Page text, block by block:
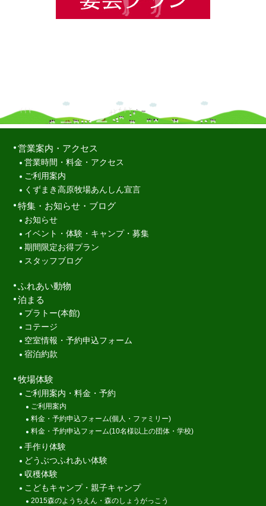
営業案内・アクセス
営業時間・料金・アクセス
ご利用案内
くずまき高原牧場あんしん宣言
特集・お知らせ・ブログ
お知らせ
イベント・体験・キャンプ・募集
期間限定お得プラン
スタッフブログ
ふれあい動物
泊まる
プラトー(本館)
コテージ
空室情報・予約申込フォーム
宿泊約款
牧場体験
ご利用案内・料金・予約
ご利用案内
料金・予約申込フォーム(個人・ファミリー)
料金・予約申込フォーム(10名様以上の団体・学校)
手作り体験
どうぶつふれあい体験
収穫体験
こどもキャンプ・親子キャンプ
2015森のようちえん・森のしょうがっこう